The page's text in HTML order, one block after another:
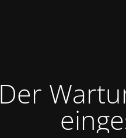
Der